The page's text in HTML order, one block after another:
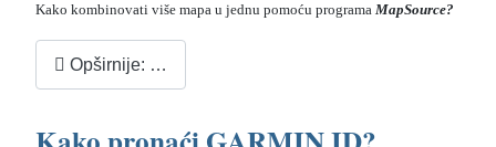
Kako kombinovati više mapa u jednu pomoću programa MapSource?
Opširnije: …